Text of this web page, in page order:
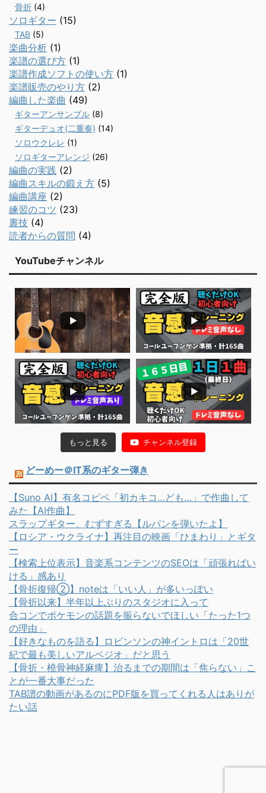
骨折 (4)
ソロギター (15)
TAB (5)
楽曲分析 (1)
楽譜の選び方 (1)
楽譜作成ソフトの使い方 (1)
楽譜販売のやり方 (2)
編曲した楽曲 (49)
ギターアンサンブル (8)
ギターデュオ(二重奏) (14)
ソロウクレレ (1)
ソロギターアレンジ (26)
編曲の実践 (2)
編曲スキルの鍛え方 (5)
編曲講座 (2)
練習のコツ (23)
裏技 (4)
読者からの質問 (4)
YouTubeチャンネル
もっと見る チャンネル登録
どーめー＠IT系のギター弾き
【Suno AI】有名コピペ「初カキコ…ども…」で作曲して
みた【AI作曲】
スラップギター、むずすぎる【ルパンを弾いたよ】
【ロシア・ウクライナ】再注目の映画「ひまわり」とギタ
ー
【検索上位表示】音楽系コンテンツのSEOは「頑張ればい
ける」感あり
【骨折復帰②】noteは「いい人」が多いっぽい
【骨折以来】半年以上ぶりのスタジオに入って
合コンでポケモンの話題を振らないでほしい「たった1つ
の理由」
【好きなものを語る】ロビンソンの神イントロは「20世
紀で最も美しいアルペジオ」だと思う
【骨折・橈骨神経麻痺】治るまでの期間は「焦らない」こ
とが一番大事だった
TAB譜の動画があるのにPDF版を買ってくれる人はありが
たい話